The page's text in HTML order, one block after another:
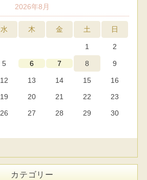
2026年8月
水 木 金 土 日
1 2
5 6 7 8 9
12 13 14 15
16
19 20 21 22
23
26 27 28 29
30
カテゴリー